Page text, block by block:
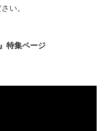
い。
特集ページ